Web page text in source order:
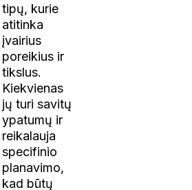
tipų, kurie
atitinka
įvairius
poreikius ir
tikslus.
Kiekvienas
jų turi savitų
ypatumų ir
reikalauja
specifinio
planavimo,
kad būtų